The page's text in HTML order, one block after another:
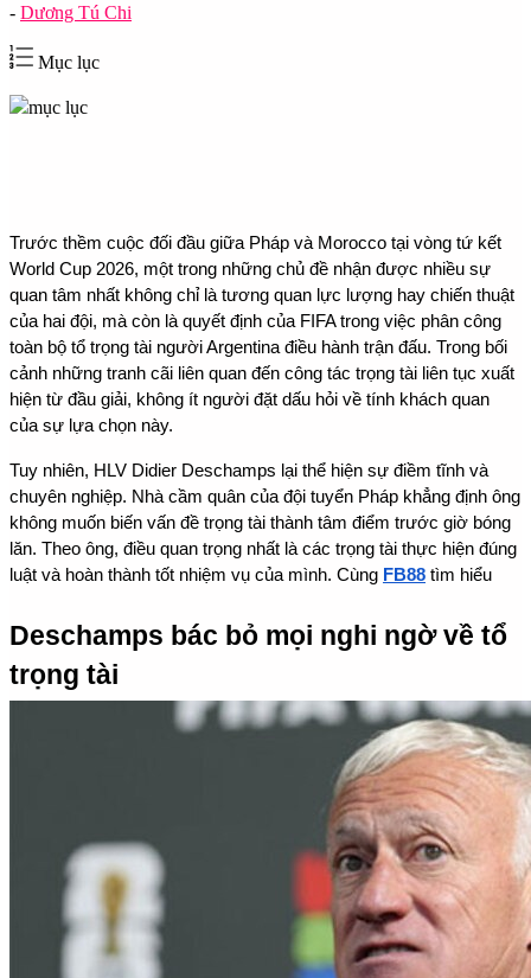
- Dương Tú Chi
Mục lục
Trước thềm cuộc đối đầu giữa Pháp và Morocco tại vòng tứ kết
World Cup 2026, một trong những chủ đề nhận được nhiều sự
quan tâm nhất không chỉ là tương quan lực lượng hay chiến thuật
của hai đội, mà còn là quyết định của FIFA trong việc phân công
toàn bộ tổ trọng tài người Argentina điều hành trận đấu. Trong bối
cảnh những tranh cãi liên quan đến công tác trọng tài liên tục xuất
hiện từ đầu giải, không ít người đặt dấu hỏi về tính khách quan
của sự lựa chọn này.
Tuy nhiên, HLV Didier Deschamps lại thể hiện sự điềm tĩnh và
chuyên nghiệp. Nhà cầm quân của đội tuyển Pháp khẳng định ông
không muốn biến vấn đề trọng tài thành tâm điểm trước giờ bóng
lăn. Theo ông, điều quan trọng nhất là các trọng tài thực hiện đúng
luật và hoàn thành tốt nhiệm vụ của mình. Cùng FB88 tìm hiểu
Deschamps bác bỏ mọi nghi ngờ về tổ
trọng tài